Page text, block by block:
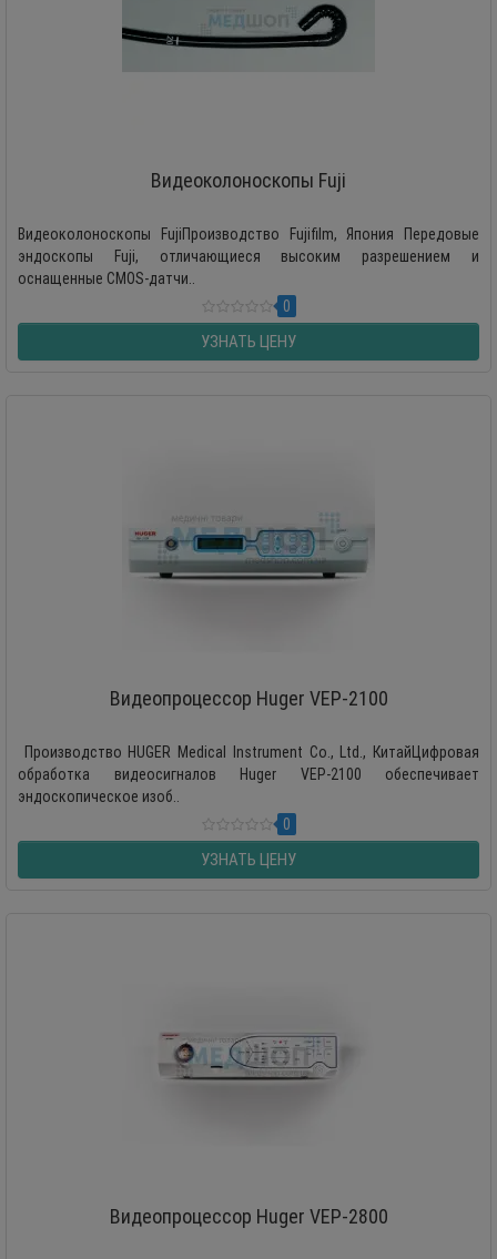
Видеоколоноскопы Fuji
Видеоколоноскопы FujiПроизводство Fujifilm, Япония Передовые
эндоскопы Fuji, отличающиеся высоким разрешением и
оснащенные CMOS-датчи..
0
УЗНАТЬ ЦЕНУ
Видеопроцессор Huger VEP-2100
Производство HUGER Medical Instrument Co., Ltd., КитайЦифровая
обработка видеосигналов Huger VEP-2100 обеспечивает
эндоскопическое изоб..
0
УЗНАТЬ ЦЕНУ
Видеопроцессор Huger VEP-2800